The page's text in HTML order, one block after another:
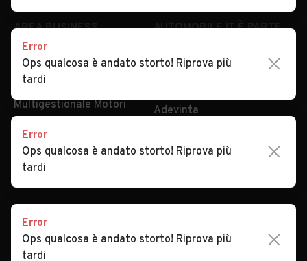
Registrazione
concessionario
Area Business
Multigestionale Motori
mobile.de
Error
Ops qualcosa è andato storto! Riprova più
tardi
Error
Ops qualcosa è andato storto! Riprova più
tardi
Error
Ops qualcosa è andato storto! Riprova più
tardi